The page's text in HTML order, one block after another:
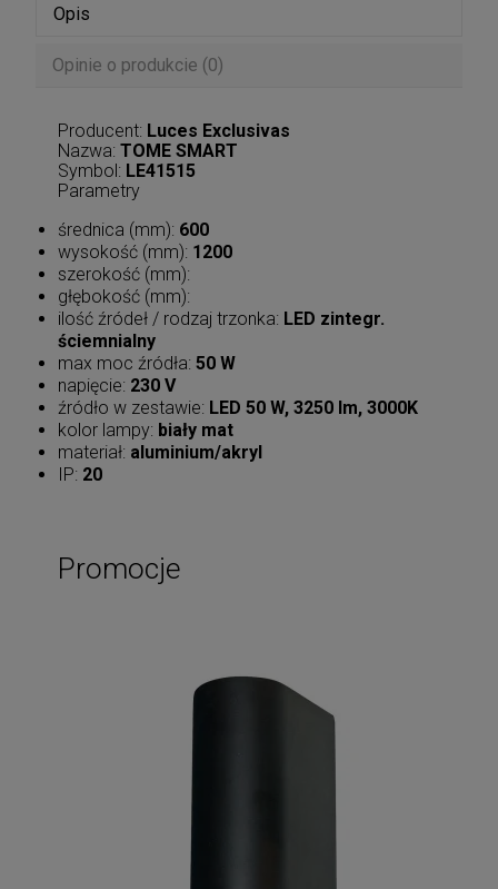
Opis
Opinie o produkcie (0)
Producent: Luces Exclusivas
Nazwa: TOME SMART
Symbol: LE41515
Parametry
średnica (mm): 600
wysokość (mm): 1200
szerokość (mm):
głębokość (mm):
ilość źródeł / rodzaj trzonka: LED zintegr.
ściemnialny
max moc źródła: 50 W
napięcie: 230 V
źródło w zestawie: LED 50 W, 3250 lm, 3000K
kolor lampy: biały mat
materiał: aluminium/akryl
IP: 20
Promocje